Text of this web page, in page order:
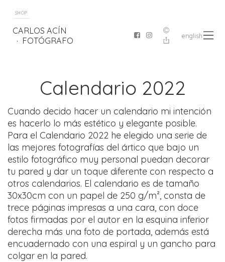
SHOP
CARLOS ACÍN
FOTÓGRAFO
english
Calendario 2022
Cuando decido hacer un calendario mi intención
es hacerlo lo más estético y elegante posible.
Para el Calendario 2022 he elegido una serie de
las mejores fotografías del ártico que bajo un
estilo fotográfico muy personal puedan decorar
tu pared y dar un toque diferente con respecto a
otros calendarios. El calendario es de tamaño
30x30cm con un papel de 250 g/m², consta de
trece páginas impresas a una cara, con doce
fotos firmadas por el autor en la esquina inferior
derecha más una foto de portada, además está
encuadernado con una espiral y un gancho para
colgar en la pared.